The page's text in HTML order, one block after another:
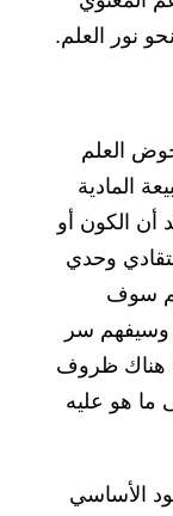
نور العلم.
العلم
المادية
أن الكون أو
وحدي
سوف
وسيفهم سر
هناك ظروف
ما هو عليه
الأساسي